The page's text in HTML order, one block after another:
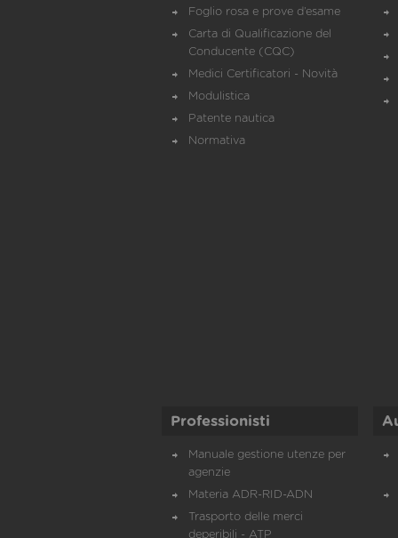
Foglio rosa e prove d’esame
Carta di Qualificazione del
Conducente (CQC)
Medici Certificatori - Novità
Modulistica
Patente nautica
Normativa
Professionisti
Manuale gestione utenze per
agenzie
Materia ADR-RID-ADN
Trasporto delle merci
deperibili - ATP